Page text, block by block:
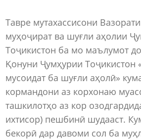
Тавре мутахассисони
муҳоҷират ва шуғли аҳолии
Тоҷикистон ба мо маълумот
Қонуни Ҷумҳурии Тоҷикистон
мусоидат ба шуғли аҳолӣ»
кормандони аз корхонаю
ташкилотҳо аз кор
ихтисор) пешбинӣ шудааст.
бекорӣ дар давоми сол ба